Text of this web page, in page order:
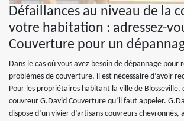
Défaillances au niveau de la
votre habitation : adressez-
Couverture pour un
Dans le cas où vous avez besoin de dépannage pour
problèmes de couverture, il est nécessaire d’avoir
Pour les propriétaires habitant la ville de Blosseville,
couvreur G.David Couverture qu’il faut appeler.
dispose d’un vivier d’artisans couvreurs chevronnés,